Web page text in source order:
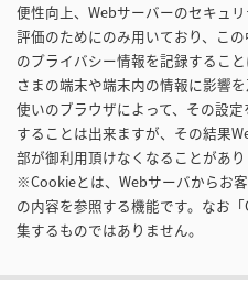
便性向上、Webサーバーのセキュ
評価のためにのみ用いており、こ
のプライバシー情報を記録するこ
さまの端末や端末内の情報に影響
使いのブラウザによって、その設
することは出来ますが、その結果
部が御利用頂けなくなることがあり
※Cookieとは、Webサーバからお
の内容を参照する機能です。なお
集するものではありません。